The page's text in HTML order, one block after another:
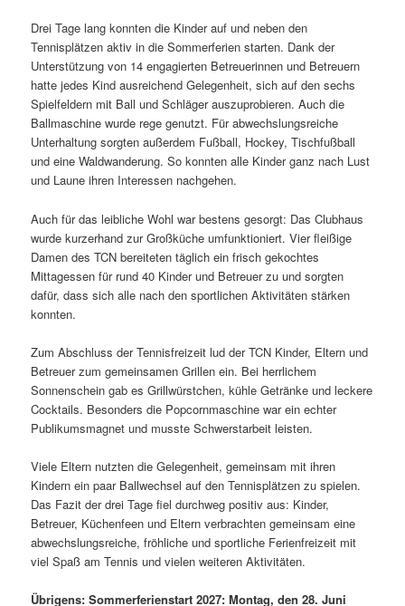
Drei Tage lang konnten die Kinder auf und neben den
Tennisplätzen aktiv in die Sommerferien starten. Dank der
Unterstützung von 14 engagierten Betreuerinnen und Betreuern
hatte jedes Kind ausreichend Gelegenheit, sich auf den sechs
Spielfeldern mit Ball und Schläger auszuprobieren. Auch die
Ballmaschine wurde rege genutzt. Für abwechslungsreiche
Unterhaltung sorgten außerdem Fußball, Hockey, Tischfußball
und eine Waldwanderung. So konnten alle Kinder ganz nach Lust
und Laune ihren Interessen nachgehen.
Auch für das leibliche Wohl war bestens gesorgt: Das Clubhaus
wurde kurzerhand zur Großküche umfunktioniert. Vier fleißige
Damen des TCN bereiteten täglich ein frisch gekochtes
Mittagessen für rund 40 Kinder und Betreuer zu und sorgten
dafür, dass sich alle nach den sportlichen Aktivitäten stärken
konnten.
Zum Abschluss der Tennisfreizeit lud der TCN Kinder, Eltern und
Betreuer zum gemeinsamen Grillen ein. Bei herrlichem
Sonnenschein gab es Grillwürstchen, kühle Getränke und leckere
Cocktails. Besonders die Popcornmaschine war ein echter
Publikumsmagnet und musste Schwerstarbeit leisten.
Viele Eltern nutzten die Gelegenheit, gemeinsam mit ihren
Kindern ein paar Ballwechsel auf den Tennisplätzen zu spielen.
Das Fazit der drei Tage fiel durchweg positiv aus: Kinder,
Betreuer, Küchenfeen und Eltern verbrachten gemeinsam eine
abwechslungsreiche, fröhliche und sportliche Ferienfreizeit mit
viel Spaß am Tennis und vielen weiteren Aktivitäten.
Übrigens: Sommerferienstart 2027: Montag, den 28. Juni